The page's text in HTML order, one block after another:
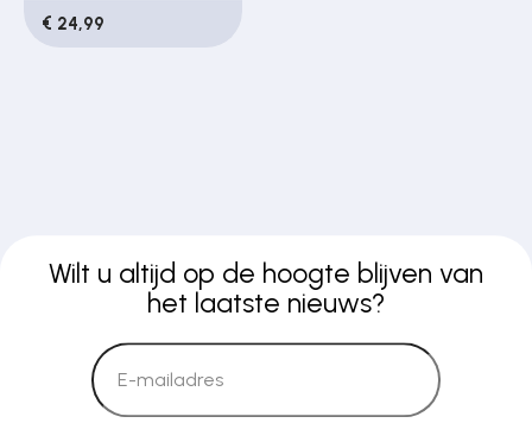
€ 24,99
Wilt u altijd op de hoogte blijven van
het laatste nieuws?